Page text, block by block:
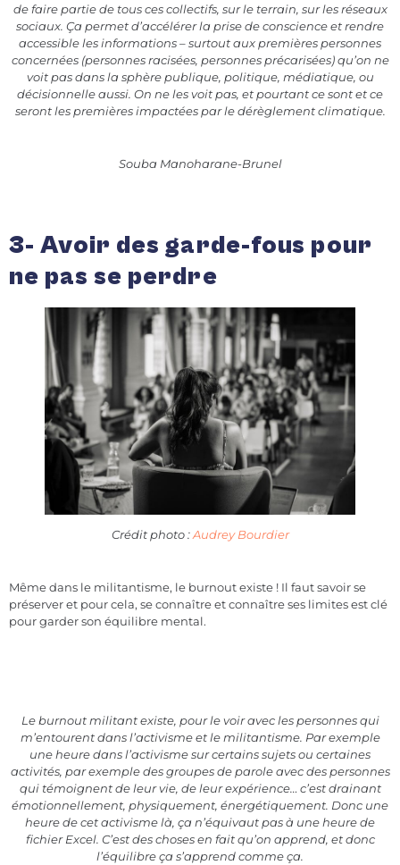
de faire partie de tous ces collectifs, sur le terrain, sur les réseaux
sociaux. Ça permet d’accélérer la prise de conscience et rendre
accessible les informations – surtout aux premières personnes
concernées (personnes racisées, personnes précarisées) qu’on ne
voit pas dans la sphère publique, politique, médiatique, ou
décisionnelle aussi. On ne les voit pas, et pourtant ce sont et ce
seront les premières impactées par le dérèglement climatique.
Souba Manoharane-Brunel
3- Avoir des garde-fous pour
ne pas se perdre
Crédit photo :Audrey Bourdier
Même dans le militantisme, le burnout existe ! Il faut savoir se
préserver et pour cela, se connaître et connaître ses limites est clé
pour garder son équilibre mental.
Le burnout militant existe, pour le voir avec les personnes qui
m’entourent dans l’activisme et le militantisme. Par exemple
une heure dans l’activisme sur certains sujets ou certaines
activités, par exemple des groupes de parole avec des personnes
qui témoignent de leur vie, de leur expérience… c’est drainant
émotionnellement, physiquement, énergétiquement. Donc une
heure de cet activisme là, ça n’équivaut pas à une heure de
fichier Excel. C’est des choses en fait qu’on apprend, et donc
l’équilibre ça s’apprend comme ça.